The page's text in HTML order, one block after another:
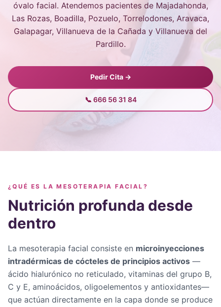
óvalo facial. Atendemos pacientes de Majadahonda,
Las Rozas, Boadilla, Pozuelo, Torrelodones, Aravaca,
Galapagar, Villanueva de la Cañada y Villanueva del
Pardillo.
Pedir Cita →
📞 666 56 31 84
¿QUÉ ES LA MESOTERAPIA FACIAL?
Nutrición profunda desde
dentro
La mesoterapia facial consiste en microinyecciones
intradérmicas de cócteles de principios activos —
ácido hialurónico no reticulado, vitaminas del grupo B,
C y E, aminoácidos, oligoelementos y antioxidantes—
que actúan directamente en la capa donde se produce